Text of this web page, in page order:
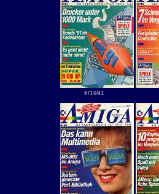
6/1991